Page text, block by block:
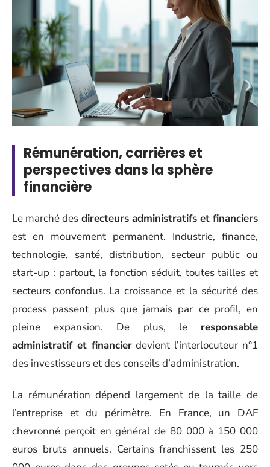
Rémunération, carrières et
perspectives dans la sphère
financière
Le marché des directeurs administratifs et financiers
est en mouvement permanent. Industrie, finance,
technologie, santé, distribution, secteur public ou
start-up : partout, la fonction séduit, toutes tailles et
secteurs confondus. La croissance et la sécurité des
process passent plus que jamais par ce profil, en
pleine expansion. De plus, le responsable
administratif et financierdevient l’interlocuteur n°1
des investisseurs et des conseils d’administration.
La rémunération dépend largement de la taille de
l’entreprise et du périmètre. En France, un DAF
chevronné perçoit en général de 80 000 à 150 000
euros bruts annuels. Certains franchissent les 250